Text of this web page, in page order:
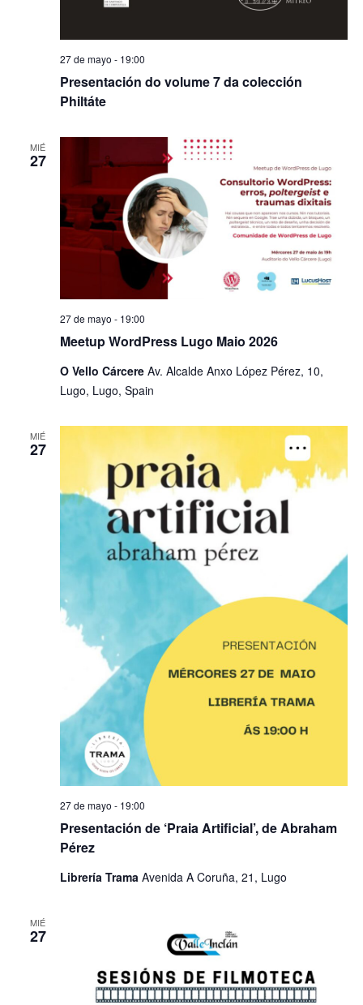
Presentación do volume 7 da colección
Philtáte
27 de mayo - 19:00
MIÉ
27
Meetup WordPress Lugo Maio 2026
27 de mayo - 19:00
O Vello Cárcere Av. Alcalde Anxo López Pérez, 10,
Lugo, Lugo, Spain
MIÉ
27
Presentación de ‘Praia Artificial’, de Abraham
Pérez
27 de mayo - 19:00
Librería Trama Avenida A Coruña, 21, Lugo
MIÉ
27